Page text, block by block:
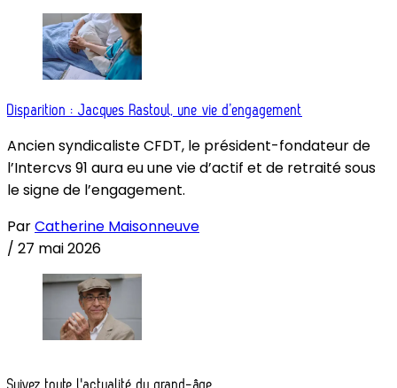
Disparition : Jacques Rastoul, une vie d’engagement
Ancien syndicaliste CFDT, le président-fondateur de
l’Intercvs 91 aura eu une vie d’actif et de retraité sous
le signe de l’engagement.
ParCatherine Maisonneuve
/ 27 mai 2026
Suivez toute l'actualité du grand-âge.